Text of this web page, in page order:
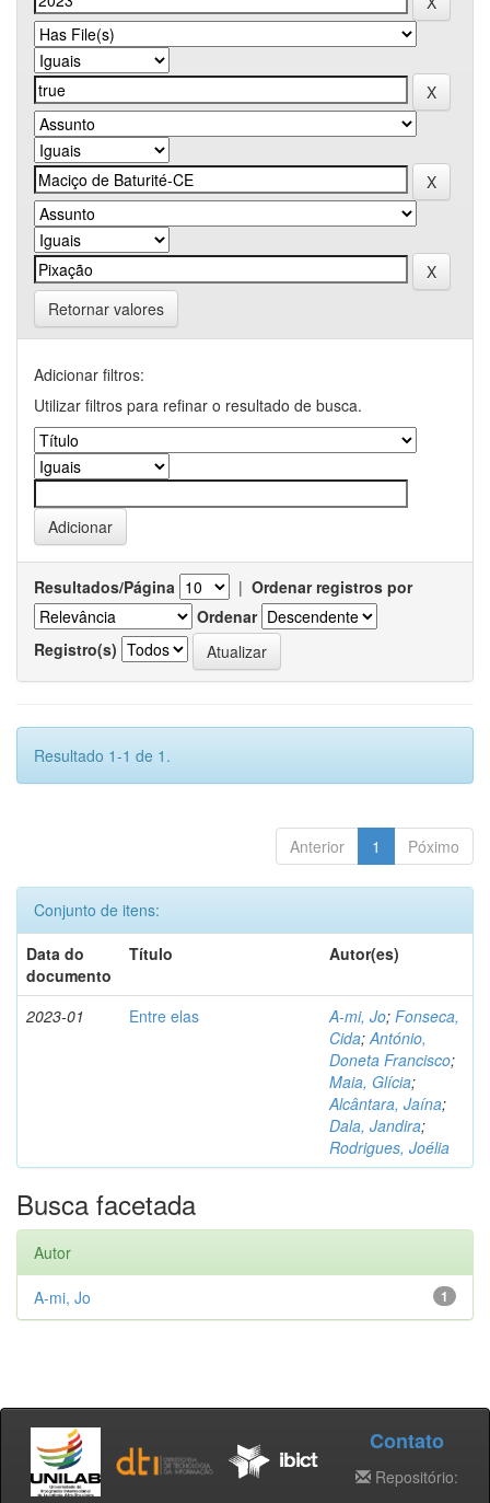
Retornar valores
Adicionar filtros:
Utilizar filtros para refinar o resultado de busca.
Resultados/Página | Ordenar registros por
Ordenar
Registro(s)
Resultado 1-1 de 1.
Anterior 1 Póximo
Conjunto de itens:
Data do
documento
Título Autor(es)
2023-01 Entre elas A-mi, Jo; Fonseca,
Cida;António,
Doneta Francisco;
Maia, Glícia;
Alcântara, Jaína;
Dala, Jandira;
Rodrigues, Joélia
Busca facetada
Autor
1
A-mi, Jo
Contato
Repositório: